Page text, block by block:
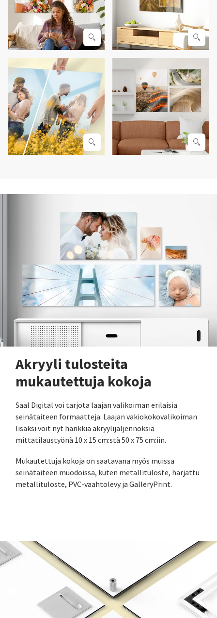
Akryyli tulosteita
mukautettuja kokoja
Saal Digital voi tarjota laajan valikoiman erilaisia
seinätaiteen formaatteja. Laajan vakiokokovalikoiman
lisäksi voit nyt hankkia akryylijäljennöksiä
mittatilaustyönä 10 x 15 cm:stä 50 x 75 cm:iin.
Mukautettuja kokoja on saatavana myös muissa
seinätaiteen muodoissa, kuten metallituloste, harjattu
metallituloste, PVC-vaahtolevy ja GalleryPrint.